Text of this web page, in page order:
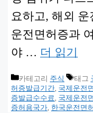
요하고, 해외
운전면허증과
야 … 더 읽기
카테고리 주식 태그
허증발급기간, 국제운전
증발급수수료, 국제운전
증허용국가, 한국운전면